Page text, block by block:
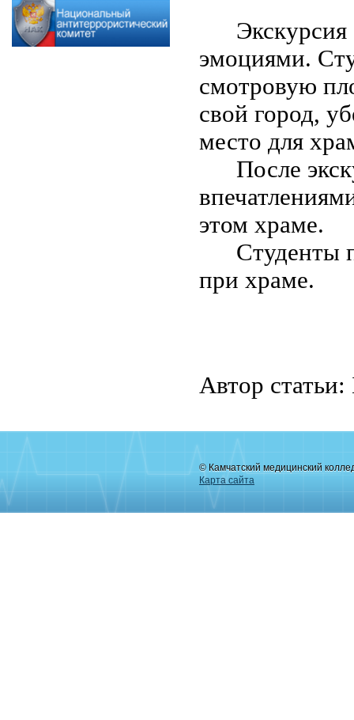
эмоциями.
смотровую
свой город,
место для
После
этом храме.
Студенты
при храме.
Автор
© Камчатский медицинский
Карта сайта